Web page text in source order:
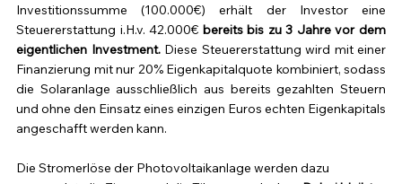
Investitionssumme (100.000€) erhält der Investor eine
Steuererstattung i.H.v. 42.000€ bereits bis zu 3 Jahre vor dem
eigentlichen Investment. Diese Steuererstattung wird mit einer
Finanzierung mit nur 20% Eigenkapitalquote kombiniert, sodass
die Solaranlage ausschließlich aus bereits gezahlten Steuern
und ohne den Einsatz eines einzigen Euros echten Eigenkapitals
angeschafft werden kann.
Die Stromerlöse der Photovoltaikanlage werden dazu